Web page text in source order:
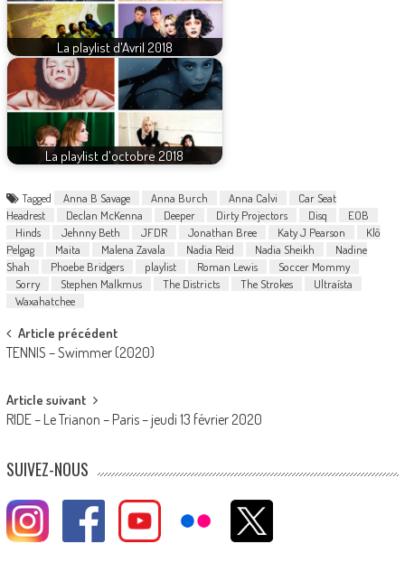
La playlist d'Avril 2018
La playlist d'octobre 2018
Tagged Anna B Savage Anna Burch Anna Calvi
Car Seat
Headrest
Declan McKenna Deeper Dirty Projectors Disq
EOB
Hinds
Jehnny Beth JFDR Jonathan Bree Katy J Pearson
Klô
Pelgag
Maita Malena Zavala Nadia Reid Nadia Sheikh
Nadine
Shah
Phoebe Bridgers playlist Roman Lewis
Soccer Mommy
Sorry
Stephen Malkmus The Districts The Strokes
Ultraísta
Waxahatchee
Post
navigation
Article précédent
TENNIS – Swimmer (2020)
Article suivant
RIDE – Le Trianon – Paris – jeudi 13 février 2020
SUIVEZ-NOUS